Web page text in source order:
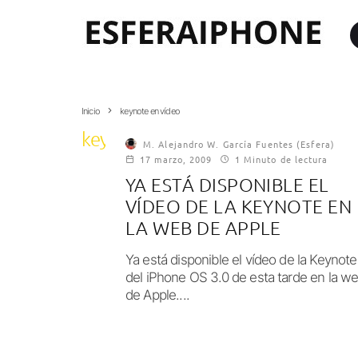
Inicio keynote en vídeo
keynote en vídeo
M. Alejandro W. García Fuentes (Esfera)
17 marzo, 2009
1 Minuto de lectura
YA ESTÁ DISPONIBLE EL
VÍDEO DE LA KEYNOTE EN
LA WEB DE APPLE
Ya está disponible el vídeo de la Keynote
del iPhone OS 3.0 de esta tarde en la
de Apple....